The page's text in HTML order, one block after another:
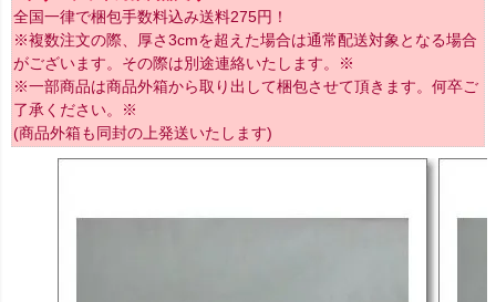
全国一律で梱包手数料込み送料275円！
※複数注文の際、厚さ3cmを超えた場合は通常配送対象となる場合
がございます。その際は別途連絡いたします。※
※一部商品は商品外箱から取り出して梱包させて頂きます。何卒ご
了承ください。※
(商品外箱も同封の上発送いたします)